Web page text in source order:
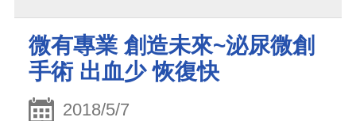
微有專業 創造未來~泌尿微創
手術 出血少 恢復快
2018/5/7